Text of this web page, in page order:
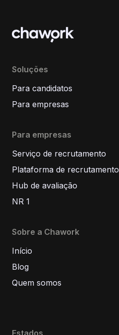
Soluções
Para candidatos
Para empresas
Para empresas
Serviço de recrutamento
Plataforma de recrutamento
Hub de avaliação
NR 1
Sobre a Chawork
Início
Blog
Quem somos